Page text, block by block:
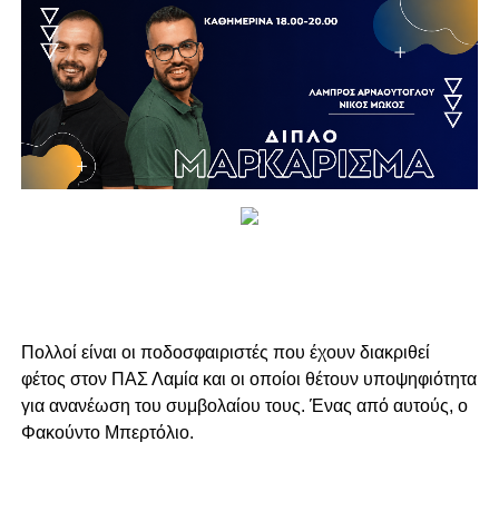
Πολλοί είναι οι ποδοσφαιριστές που έχουν διακριθεί
φέτος στον ΠΑΣ Λαμία και οι οποίοι θέτουν υποψηφιότητα
για ανανέωση του συμβολαίου τους. Ένας από αυτούς, ο
Φακούντο Μπερτόλιο.